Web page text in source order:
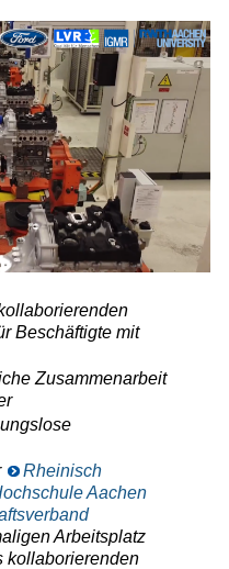
Beschäftigte mit
Zusammenarbeit
Rheinisch
Aachen
Arbeitsplatz
kollaborierenden